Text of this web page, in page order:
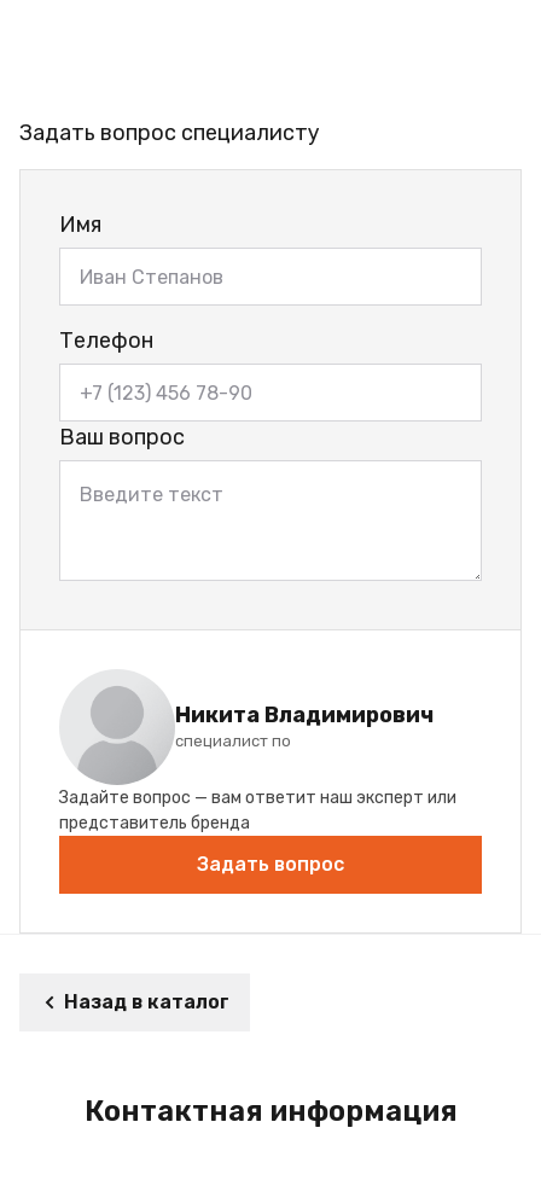
Задать вопрос специалисту
Имя
Телефон
Ваш вопрос
Никита Владимирович
специалист по
Задайте вопрос — вам ответит наш эксперт или
представитель бренда
Задать вопрос
Назад в каталог
Контактная информация